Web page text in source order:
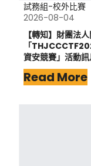
試務組-校外比賽
2026-08-04
【轉知】財團法
「
資安競賽」活動
Read More